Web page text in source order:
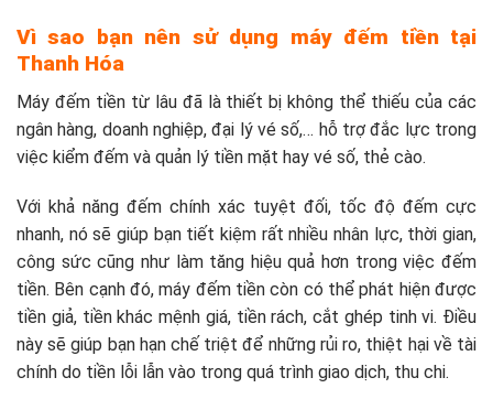
Vì sao bạn nên sử dụng máy đếm tiền tại
Thanh Hóa
Máy đếm tiền từ lâu đã là thiết bị không thể thiếu của các
ngân hàng, doanh nghiệp, đại lý vé số,… hỗ trợ đắc lực trong
việc kiểm đếm và quản lý tiền mặt hay vé số, thẻ cào.
Với khả năng đếm chính xác tuyệt đối, tốc độ đếm cực
nhanh, nó sẽ giúp bạn tiết kiệm rất nhiều nhân lực, thời gian,
công sức cũng như làm tăng hiệu quả hơn trong việc đếm
tiền. Bên cạnh đó, máy đếm tiền còn có thể phát hiện được
tiền giả, tiền khác mệnh giá, tiền rách, cắt ghép tinh vi. Điều
này sẽ giúp bạn hạn chế triệt để những rủi ro, thiệt hại về tài
chính do tiền lỗi lẫn vào trong quá trình giao dịch, thu chi.